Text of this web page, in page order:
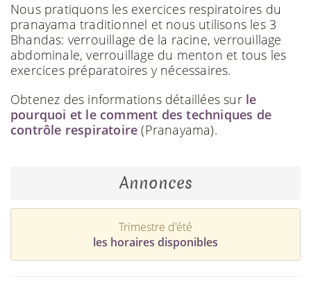
Nous pratiquons les exercices respiratoires du
pranayama traditionnel et nous utilisons les 3
Bhandas: verrouillage de la racine, verrouillage
abdominale, verrouillage du menton et tous les
exercices préparatoires y nécessaires.
Obtenez des informations détaillées sur le
pourquoi et le comment des techniques de
contrôle respiratoire (Pranayama).
Annonces
Trimestre d'été
les horaires disponibles